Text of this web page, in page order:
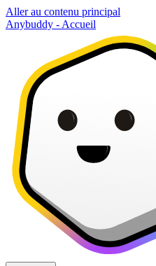
Aller au contenu principal
Anybuddy - Accueil